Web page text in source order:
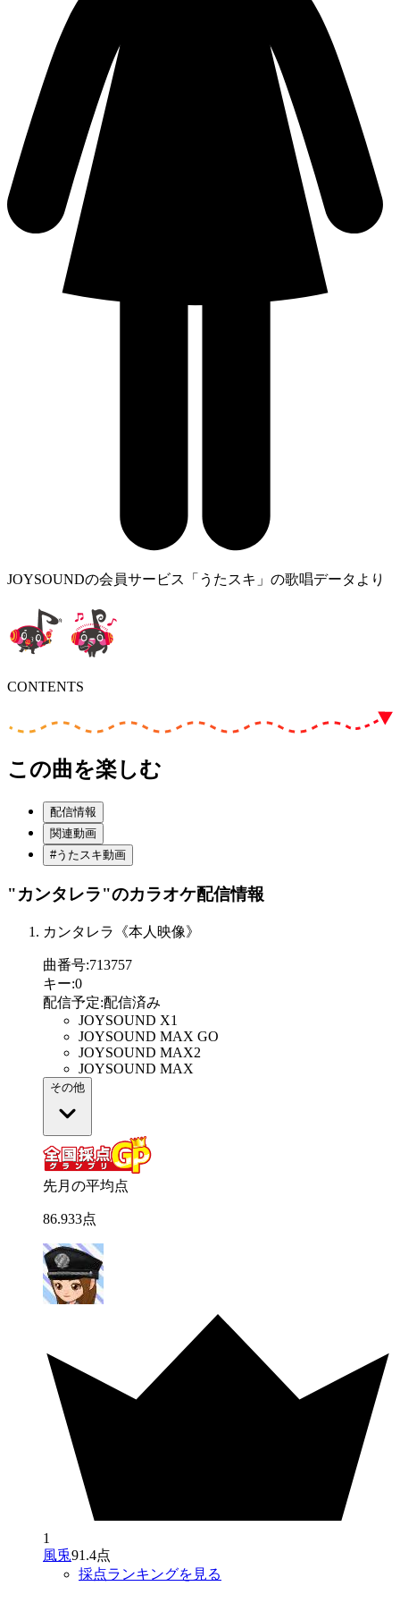
JOYSOUNDの会員サービス「うたスキ」の歌唱データより
CONTENTS
この曲を楽しむ
配信情報
関連動画
#うたスキ動画
"カンタレラ"のカラオケ配信情報
カンタレラ《本人映像》
曲番号:713757
キー:0
配信予定:配信済み
JOYSOUND X1
JOYSOUND MAX GO
JOYSOUND MAX2
JOYSOUND MAX
その他
先月の平均点
86.933点
1
風兎91.4点
採点ランキングを見る